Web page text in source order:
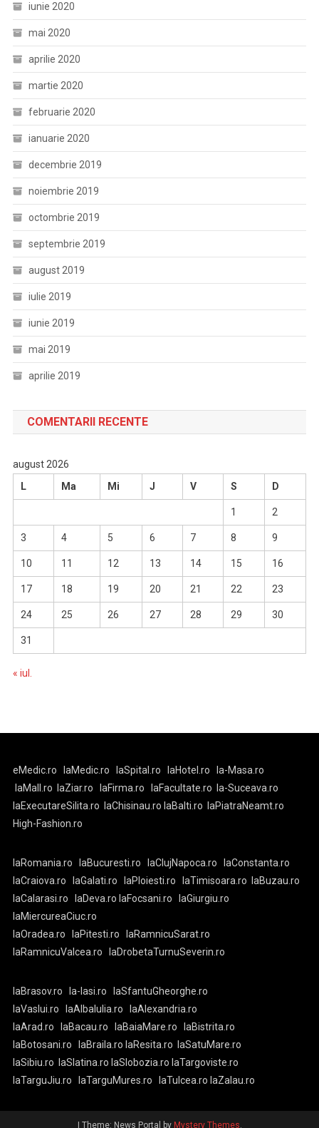
iunie 2020
mai 2020
aprilie 2020
martie 2020
februarie 2020
ianuarie 2020
decembrie 2019
noiembrie 2019
octombrie 2019
septembrie 2019
august 2019
iulie 2019
iunie 2019
mai 2019
aprilie 2019
COMENTARII RECENTE
august 2026
L
Ma Mi J V S D
1 2
3 4 5 6 7 8 9
10 11 12 13 14 15 16
17 18 19 20 21 22 23
24 25 26 27 28 29 30
31
« iul.
eMedic.ro laMedic.ro laSpital.ro laHotel.ro
la-Masa.ro
laMall.ro
laZiar.ro laFirma.ro laFacultate.ro
la-Suceava.ro
laExecutareSilita.ro
laChisinau.ro laBalti.ro
laPiatraNeamt.ro
High-Fashion.ro
laRomania.ro laBucuresti.ro laClujNapoca.ro
laConstanta.ro
laCraiova.ro
laGalati.ro laPloiesti.ro laTimisoara.ro
laBuzau.ro
laCalarasi.ro
laDeva.ro laFocsani.ro
laGiurgiu.ro
laMiercureaCiuc.ro
laOradea.ro
laPitesti.ro
laRamnicuSarat.ro
laRamnicuValcea.ro
laDrobetaTurnuSeverin.ro
laBrasov.ro la-Iasi.ro
laSfantuGheorghe.ro
laVaslui.ro
laAlbaIulia.ro
laAlexandria.ro
laArad.ro
laBacau.ro laBaiaMare.ro
laBistrita.ro
laBotosani.ro
laBraila.ro laResita.ro
laSatuMare.ro
laSibiu.ro
laSlatina.ro laSlobozia.ro laTargoviste.ro
laTarguJiu.ro
laTarguMures.ro laTulcea.ro laZalau.ro
Theme: News Portal by Mystery Themes.